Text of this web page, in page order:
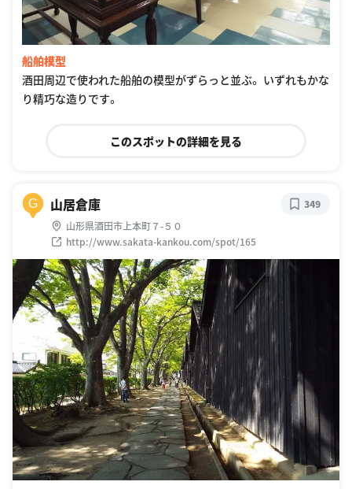
船舶模型
酒田周辺で使われた船舶の模型がずらっと並ぶ。 いずれもかな
り精巧な造りです。
このスポットの詳細を見る
G 山居倉庫
山形県酒田市上本町７-５０
http://www.sakata-kankou.com/spot/165
349